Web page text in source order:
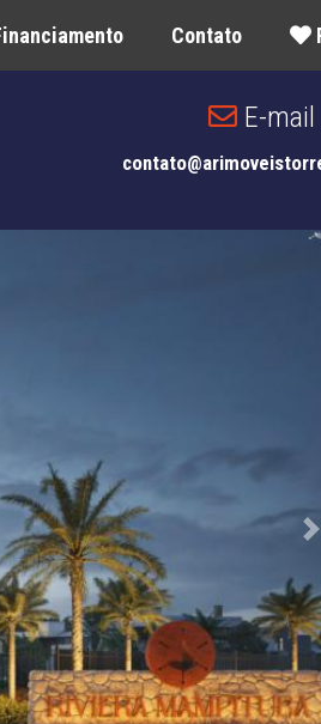
Contato
E-mail
Dormitórios
- Torres